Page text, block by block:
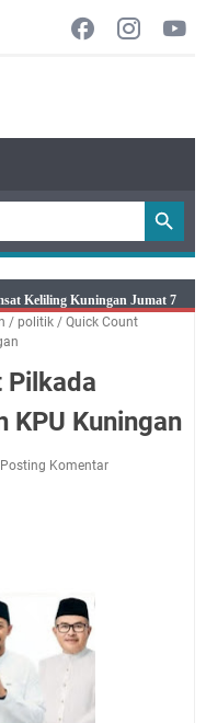
Mobil SIM Keliling Ada di
Kamu Akan Tetap Berjalan
Sekarung Penuh Uang
Cuma Kewajiban, Tapi
yang Paling Menenangkan, Ini
Tirta Kamuning Salurakan
Pendampingan Penyusunan
Dari Hawa Nafsu?
/ politik / Quick Count
Pilkada
KPU Kuningan
Posting Komentar